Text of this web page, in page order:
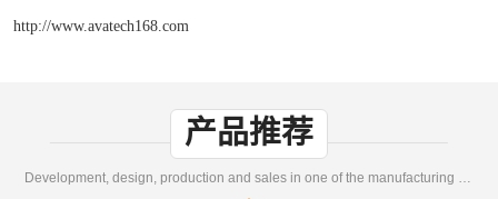
http://www.avatech168.com
产品推荐
Development, design, production and sales in one of the manufacturing enterprises